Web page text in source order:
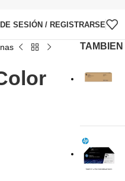
SESIÓN / REGISTRARSE
TAMBIEN